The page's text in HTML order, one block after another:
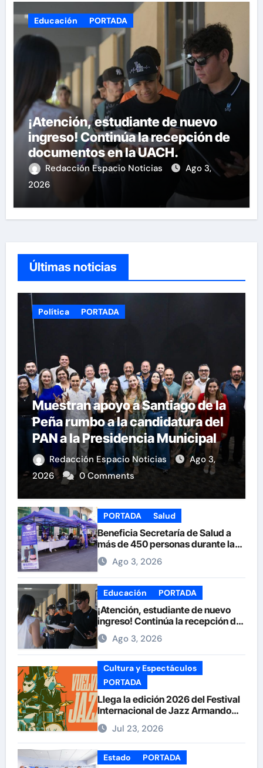
Educación PORTADA
¡Atención, estudiante de nuevo
ingreso! Continúa la recepción de
documentos en la UACH.
Redacción Espacio Noticias
Ago 3,
2026
Últimas noticias
Política PORTADA
Muestran apoyo a Santiago de la
Peña rumbo a la candidatura del
PAN a la Presidencia Municipal
Redacción Espacio Noticias
Ago 3,
2026
0 Comments
PORTADA Salud
Beneficia Secretaría de Salud a
más de 450 personas durante la
Feria de la Salud en la Plaza de
ArmasAgo 3, 2026
Educación PORTADA
¡Atención, estudiante de nuevo
ingreso! Continúa la recepción de
documentos en la UACH.
Ago 3, 2026
Cultura y Espectáculos
PORTADA
Llega la edición 2026 del Festival
Internacional de Jazz Armando
Nuñez
Jul 23, 2026
Estado PORTADA